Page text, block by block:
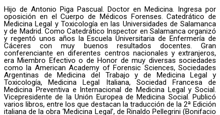
Hijo de Antonio Piga Pascual. Doctor en Medicina. Ingresa por
oposición en el Cuerpo de Médicos Forenses. Catedrático de
Medicina Legal y Toxicología en las Universidades de Salamanca
y de Madrid. Como Catedrático Inspector en Salamanca organizó
y regentó unos años la Escuela Universitaria de Enfermería de
Cáceres con muy buenos resultados docentes. Gran
conferenciante en diferentes centros nacionales y extranjeros,
era Miembro Efectivo o de Honor de muy diversas sociedades
como la American Academy of Forensic Sciences, Sociedades
Argentinas de Medicina del Trabajo y de Medicina Legal y
Toxicología, Medicina Legal Italiana, Sociedad Francesa de
Medicina Preventiva e Internacional de Medicina Legal y Social.
Vicepresidente de la Unión Europea de Medicina Social. Publicó
varios libros, entre los que destacan la traducción de la 2ª Edición
italiana de la obra ‘Medicina Legal’, de Rinaldo Pellegrini (Bonifacio